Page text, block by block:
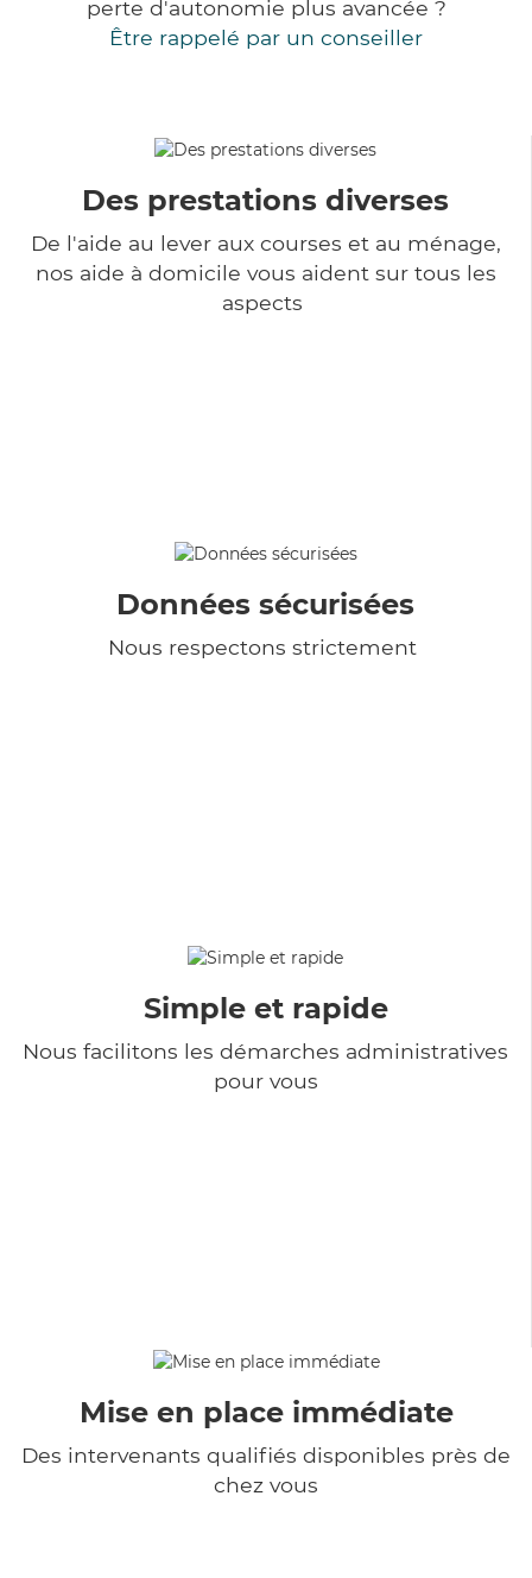
perte d'autonomie plus avancée ?
Être rappelé par un conseiller
Des prestations diverses
De l'aide au lever aux courses et au ménage,
nos aide à domicile vous aident sur tous les
aspects
Données sécurisées
Nous respectons strictement
Simple et rapide
Nous facilitons les démarches administratives
pour vous
Mise en place immédiate
Des intervenants qualifiés disponibles près de
chez vous